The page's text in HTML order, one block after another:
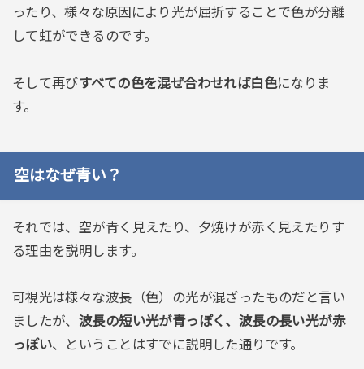
ったり、様々な原因により光が屈折することで色が分離
して虹ができるのです。
そして再びすべての色を混ぜ合わせれば白色になりま
す。
空はなぜ青い？
それでは、空が青く見えたり、夕焼けが赤く見えたりす
る理由を説明します。
可視光は様々な波長（色）の光が混ざったものだと言い
ましたが、 波長の短い光が青っぽく、波長の長い光が赤
っぽい、ということはすでに説明した通りです。